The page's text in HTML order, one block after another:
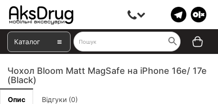
Каталог
Чохол Bloom Matt MagSafe на iPhone 16е/ 17е
(Black)
Опис Відгуки (0)